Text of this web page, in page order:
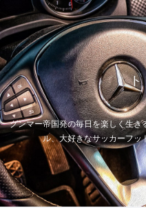
ト
グンマー帝国発の毎日を楽しく生き
ル、大好きなサッカーフッ